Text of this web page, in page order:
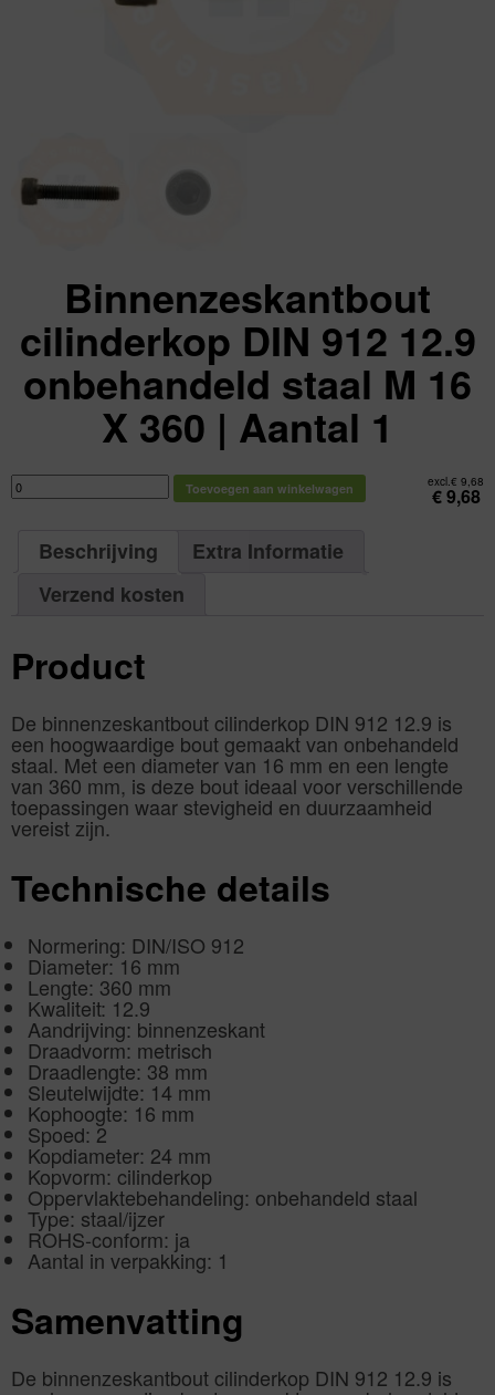
Binnenzeskantbout
cilinderkop DIN 912 12.9
onbehandeld staal M 16
X 360 | Aantal 1
excl.€ 9,68
€9,68
Binnenzeskantbout
cilinderkop
DIN
Toevoegen aan winkelwagen
Beschrijving
Extra Informatie
Verzend kosten
Product
De binnenzeskantbout cilinderkop DIN 912 12.9 is
een hoogwaardige bout gemaakt van onbehandeld
staal. Met een diameter van 16 mm en een lengte
van 360 mm, is deze bout ideaal voor verschillende
toepassingen waar stevigheid en duurzaamheid
vereist zijn.
Technische details
Normering: DIN/ISO 912
Diameter: 16 mm
Lengte: 360 mm
Kwaliteit: 12.9
Aandrijving: binnenzeskant
Draadvorm: metrisch
Draadlengte: 38 mm
Sleutelwijdte: 14 mm
Kophoogte: 16 mm
Spoed: 2
Kopdiameter: 24 mm
Kopvorm: cilinderkop
Oppervlaktebehandeling: onbehandeld staal
Type: staal/ijzer
ROHS-conform: ja
Aantal in verpakking: 1
Samenvatting
De binnenzeskantbout cilinderkop DIN 912 12.9 is